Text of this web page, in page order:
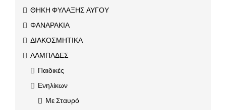
ΘΗΚΗ ΦΥΛΑΞΗΣ ΑΥΓΟΥ
ΦΑΝΑΡΑΚΙΑ
ΔΙΑΚΟΣΜΗΤΙΚΑ
ΛΑΜΠΑΔΕΣ
Παιδικές
Ενηλίκων
Με Σταυρό